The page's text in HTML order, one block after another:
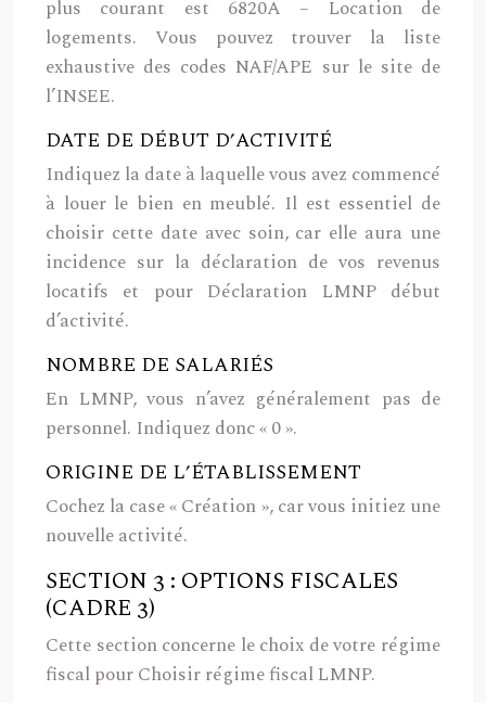
plus courant est 6820A – Location de
logements. Vous pouvez trouver la liste
exhaustive des codes NAF/APE sur le site de
l’INSEE.
DATE DE DÉBUT D’ACTIVITÉ
Indiquez la date à laquelle vous avez commencé
à louer le bien en meublé. Il est essentiel de
choisir cette date avec soin, car elle aura une
incidence sur la déclaration de vos revenus
locatifs et pour Déclaration LMNP début
d’activité.
NOMBRE DE SALARIÉS
En LMNP, vous n’avez généralement pas de
personnel. Indiquez donc « 0 ».
ORIGINE DE L’ÉTABLISSEMENT
Cochez la case « Création », car vous initiez une
nouvelle activité.
SECTION 3 : OPTIONS FISCALES
(CADRE 3)
Cette section concerne le choix de votre régime
fiscal pour Choisir régime fiscal LMNP.